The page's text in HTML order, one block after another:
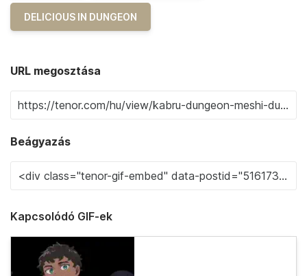
DELICIOUS IN DUNGEON
URL megosztása
Beágyazás
Kapcsolódó GIF-ek